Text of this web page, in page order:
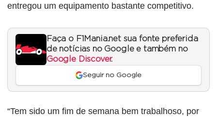
entregou um equipamento bastante competitivo.
Faça o F1Mania.net sua fonte preferida
de notícias no Google e também no
Google Discover.
Seguir no Google
“Tem sido um fim de semana bem trabalhoso, por